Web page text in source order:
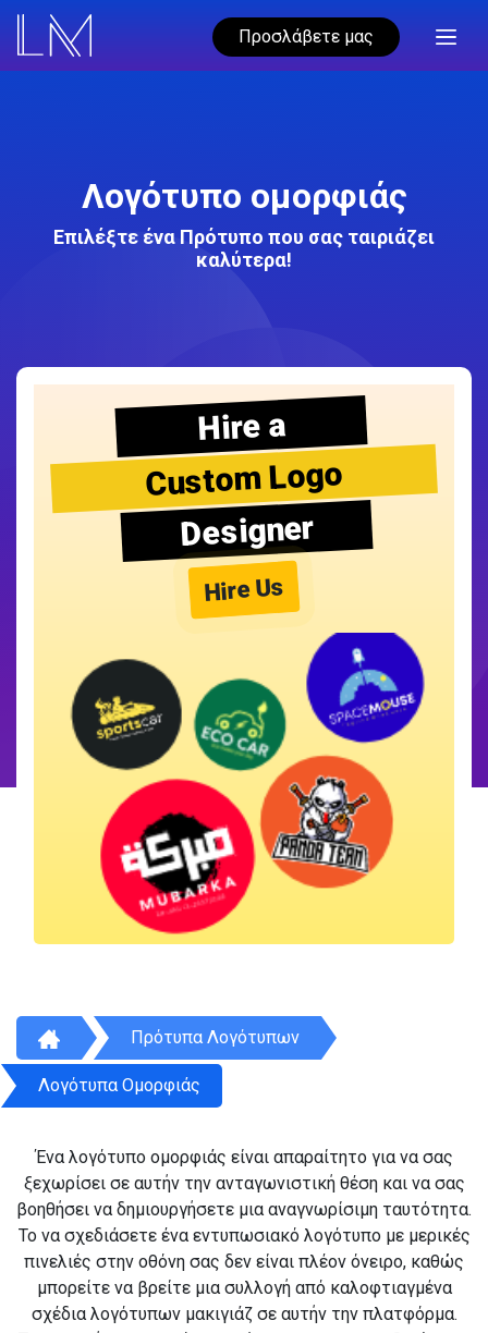
Προσλάβετε μας
Λογότυπο ομορφιάς
Επιλέξτε ένα Πρότυπο που σας ταιριάζει
καλύτερα!
Hire a
Custom Logo
Designer
Hire Us
Πρότυπα Λογότυπων
Λογότυπα Ομορφιάς
Ένα λογότυπο ομορφιάς είναι απαραίτητο για να σας
ξεχωρίσει σε αυτήν την ανταγωνιστική θέση και να σας
βοηθήσει να δημιουργήσετε μια αναγνωρίσιμη ταυτότητα.
Το να σχεδιάσετε ένα εντυπωσιακό λογότυπο με μερικές
πινελιές στην οθόνη σας δεν είναι πλέον όνειρο, καθώς
μπορείτε να βρείτε μια συλλογή από καλοφτιαγμένα
σχέδια λογότυπων μακιγιάζ σε αυτήν την πλατφόρμα.